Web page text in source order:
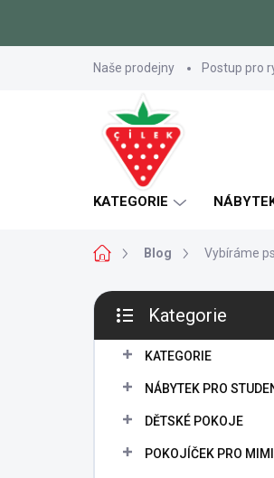
Naše prodejny Postup pro
KATEGORIE
DomůBlog Vybíráme
P
s
kategorie
Kategorie
KATEGORIE
NÁBYTEK PRO
DĚTSKÉ POKOJE
POKOJÍČEK PRO